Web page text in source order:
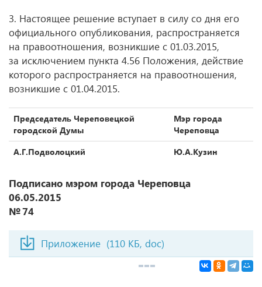
3. Настоящее решение вступает в силу со дня его
официального опубликования, распространяется
на правоотношения, возникшие с 01.03.2015,
за исключением пункта 4.56 Положения, действие
которого распространяется на правоотношения,
возникшие с 01.04.2015.
Председатель Череповецкой
городской Думы
Мэр города
Череповца
А.Г.Подволоцкий
Ю.А.Кузин
Подписано мэром города Череповца
06.05.2015
№ 74
Приложение (110 КБ, doc)